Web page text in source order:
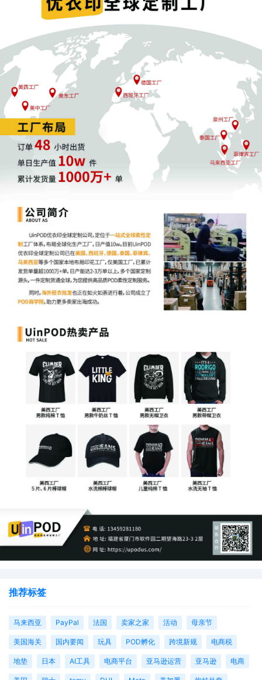
三、实操指南：立即行动把握新政红利
第一步：优惠券更新
关闭11月5日前创建的所有优惠券
重新创建符合新规的优惠券
验证优惠券状态是否正常
第二步：价格策略优化
定期检查历史售价数据
确保折扣真实性和可持续性
第三步：大促准备
提前测试优惠券设置
准备备选促销方案
拥抱透明化，回归价值竞争
亚马逊此次调整传递明确信号：
打击虚假折扣
，保护消费者权益
降低合规成本
，支持诚信卖家
，告别价格游戏
时代建立真正的产品优势与品牌价值。
推荐标签
马来西亚 PayPal 法国 卖家之家 活动 母亲节
美国海关 国内要闻 玩具 POD孵化 跨境新规 电商税
地垫 日本 AI工具 电商平台 亚马逊运营 亚马逊 电商